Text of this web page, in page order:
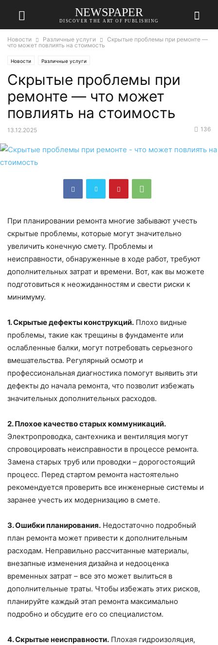
NEWSPAPER
DISCOVER THE ART OF PUBLISHING
Новости Различные услуги
Скрытые проблемы при ремонте —
что может повлиять на стоимость
Новости Различные услуги
Скрытые проблемы при
ремонте — что может
повлиять на стоимость
13.12.2025 136
При планировании ремонта многие забывают учесть
скрытые проблемы, которые могут значительно
увеличить конечную смету. Проблемы и
неисправности, обнаруженные в ходе работ, требуют
дополнительных затрат и времени. Вот, как вы можете
подготовиться к неожиданностям и свести риски к
минимуму.
1. Скрытые дефекты конструкций. Плохо видные
проблемы, такие как трещины в фундаменте или
ослабленные балки, могут потребовать серьезного
вмешательства. Регулярный осмотр и
профессиональная диагностика помогут выявить эти
дефекты до начала ремонта, что позволит избежать
значительных дополнительных расходов.
2. Плохое качество старых коммуникаций.
Электропроводка, сантехника и вентиляция могут
спровоцировать неисправности в процессе ремонта.
Замена старых труб или проводки – дорогостоящий
процесс. Перед стартом ремонта настоятельно
рекомендуется проверить все инженерные системы и
заранее учесть их модернизацию в смете.
3. Ошибки планирования. Недостаточно подробный
план ремонта может привести к дополнительным
расходам. Неправильно рассчитанные материалы,
внезапные изменения дизайна и недооценка
временных затрат – все это может вылиться в
дополнительные траты. Чтобы избежать этих рисков,
планируйте каждый этап ремонта максимально
подробно и обсудите его со специалистом.
4. Скрытые неисправности. Плохая гидроизоляция,